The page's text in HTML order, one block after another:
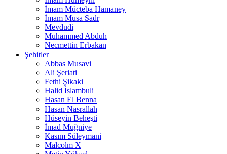
İmam Mücteba Hamaney
İmam Musa Sadr
Mevdudi
Muhammed Abduh
Necmettin Erbakan
Şehitler
Abbas Musavi
Ali Şeriati
Fethi Şikaki
Halid İslambuli
Hasan El Benna
Hasan Nasrallah
Hüseyin Beheşti
İmad Muğniye
Kasım Süleymani
Malcolm X